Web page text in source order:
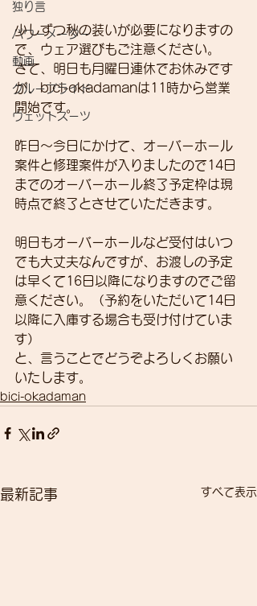
独り言
パワーメーター
動画
グループライド
ウェットスーツ
少しずつ秋の装いが必要になりますの
で、ウェア選びもご注意ください。
さて、明日も月曜日連休でお休みです
が、bici-okadamanは11時から営業
開始です。
昨日～今日にかけて、オーバーホール
案件と修理案件が入りましたので14日
までのオーバーホール終了予定枠は現
時点で終了とさせていただきます。
明日もオーバーホールなど受付はいつ
でも大丈夫なんですが、お渡しの予定
は早くて16日以降になりますのでご留
意ください。（予約をいただいて14日
以降に入庫する場合も受け付けていま
す）
と、言うことでどうぞよろしくお願い
いたします。
bici-okadaman
最新記事 すべて表示